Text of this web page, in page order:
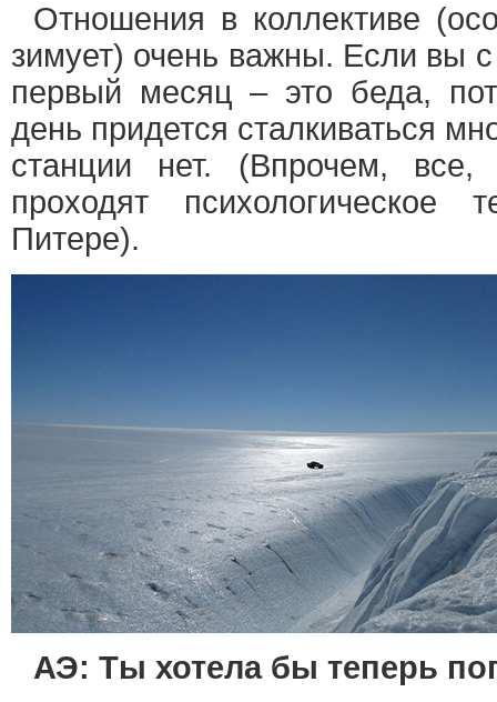
Отношения в коллективе
зимует) очень важны. Если вы
первый месяц – это беда,
день придется сталкиваться
станции нет. (Впрочем,
проходят психологическое
Питере).
АЭ: Ты хотела бы теперь